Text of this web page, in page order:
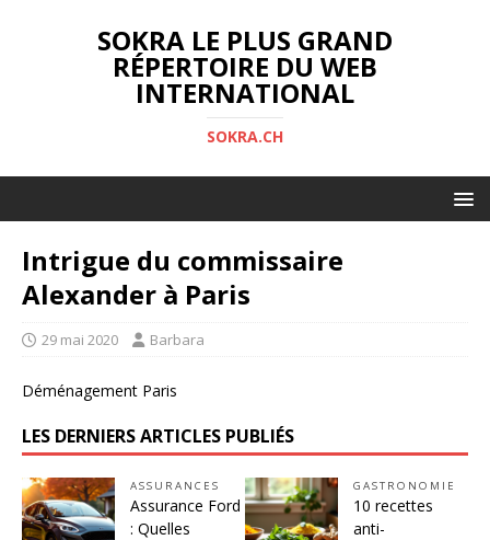
SOKRA LE PLUS GRAND
RÉPERTOIRE DU WEB
INTERNATIONAL
SOKRA.CH
Intrigue du commissaire
Alexander à Paris
29 mai 2020 Barbara
Déménagement Paris
LES DERNIERS ARTICLES PUBLIÉS
ASSURANCES
Assurance Ford
: Quelles
GASTRONOMIE
10 recettes
anti-